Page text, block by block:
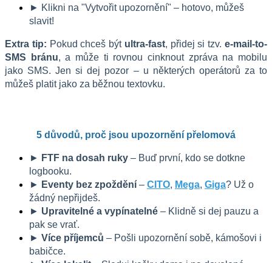
► Klikni na "Vytvořit upozornění" – hotovo, můžeš
slavit!
Extra tip: Pokud chceš být ultra-fast, přidej si tzv. e-mail-to-
SMS bránu, a může ti rovnou cinknout zpráva na mobilu
jako SMS. Jen si dej pozor – u některých operátorů za to
můžeš platit jako za běžnou textovku.
5 důvodů, proč jsou upozornění přelomová
► FTF na dosah ruky – Buď první, kdo se dotkne
logbooku.
► Eventy bez zpoždění – CITO, Mega, Giga? Už o
žádný nepřijdeš.
► Upravitelné a vypínatelné – Klidně si dej pauzu a
pak se vrať.
► Více příjemců – Pošli upozornění sobě, kámošovi i
babičce.